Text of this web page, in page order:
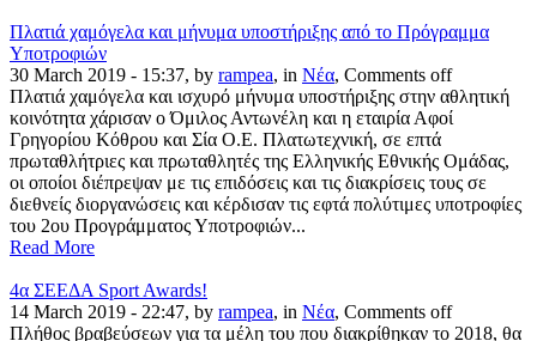
Πλατιά χαμόγελα και μήνυμα υποστήριξης από το Πρόγραμμα
Υποτροφιών
30 March 2019 - 15:37, by rampea, in Νέα, Comments off
Πλατιά χαμόγελα και ισχυρό μήνυμα υποστήριξης στην αθλητική
κοινότητα χάρισαν ο Όμιλος Αντωνέλη και η εταιρία Αφοί
Γρηγορίου Κόθρου και Σία Ο.Ε. Πλατωτεχνική, σε επτά
πρωταθλήτριες και πρωταθλητές της Ελληνικής Εθνικής Ομάδας,
οι οποίοι διέπρεψαν με τις επιδόσεις και τις διακρίσεις τους σε
διεθνείς διοργανώσεις και κέρδισαν τις εφτά πολύτιμες υποτροφίες
του 2ου Προγράμματος Υποτροφιών...
Read More
4α ΣΕΕΔΑ Sport Awards!
14 March 2019 - 22:47, by rampea, in Νέα, Comments off
Πλήθος βραβεύσεων για τα μέλη του που διακρίθηκαν το 2018, θα